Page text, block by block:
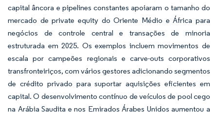
capital âncora e pipelines constantes apoiaram o tamanho do
mercado de private equity do Oriente Médio e África para
negócios de controle central e transações de minoria
estruturada em 2025. Os exemplos incluem movimentos de
escala por campeões regionais e carve-outs corporativos
transfronteiriços, com vários gestores adicionando segmentos
de crédito privado para suportar aquisições eficientes em
capital. O desenvolvimento contínuo de veículos de pool cego
na Arábia Saudita e nos Emirados Árabes Unidos aumentou a